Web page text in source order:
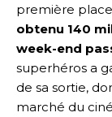
première
obtenu 140
week-end
superhéros a
de sa sortie,
marché du